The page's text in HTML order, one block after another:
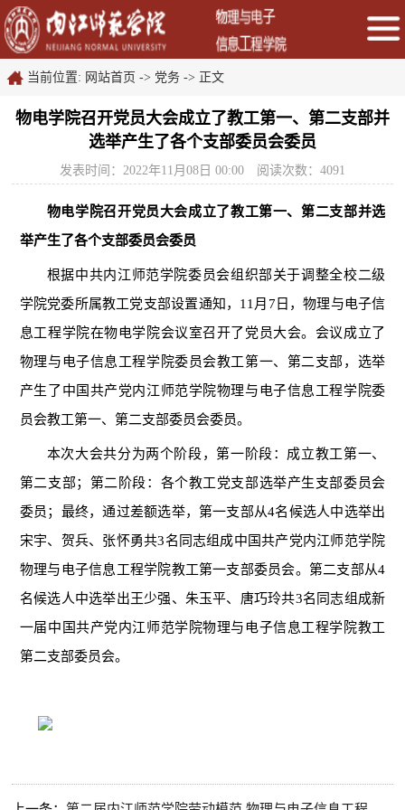
当前位置: 网站首页 -> 党务 -> 正文
物电学院召开党员大会成立了教工第一、第二支部并
选举产生了各个支部委员会委员
发表时间：2022年11月08日 00:00 阅读次数：4091
物电学院召开党员大会成立了教工第一、第二支部并选
举产生了各个支部委员会委员
根据中共内江师范学院委员会组织部关于调整全校二级
学院党委所属教工党支部设置通知， 11月7日，物理与电子信
息工程学院在物电学院会议室召开了党员大会。会议成立了
物理与电子信息工程学院委员会教工第一、第二支部，选举
产生了中国共产党内江师范学院物理与电子信息工程学院委
员会教工第一、第二支部委员会委员。
本次大会共分为两个阶段，第一阶段：成立教工第一、
第二支部；第二阶段：各个教工党支部选举产生支部委员会
委员；最终，通过差额选举，第一支部从4名候选人中选举出
宋宇、贺兵、张怀勇共3名同志组成中国共产党内江师范学院
物理与电子信息工程学院教工第一支部委员会。第二支部从4
名候选人中选举出王少强、朱玉平、唐巧玲共3名同志组成新
一届中国共产党内江师范学院物理与电子信息工程学院教工
第二支部委员会。